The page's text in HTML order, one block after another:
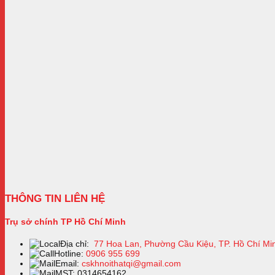
THÔNG TIN LIÊN HỆ
Trụ sở chính TP Hồ Chí Minh
Địa chỉ: 77 Hoa Lan, Phường Cầu Kiệu, TP. Hồ Chí
Hotline: 0906 955 699
Email: cskhnoithatqi@gmail.com